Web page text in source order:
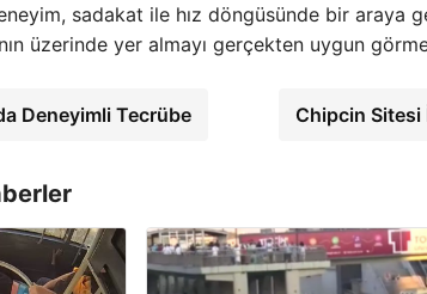
sadakat ile hız döngüsünde bir araya
üzerinde yer almayı gerçekten uygun
Deneyimli Tecrübe Chipcin Sitesi